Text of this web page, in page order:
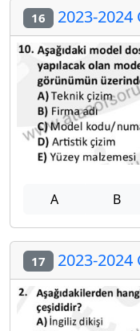
16 2023-2024
A B
17 2023-2024